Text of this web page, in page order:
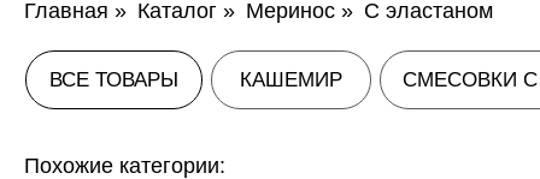
Главная » Каталог » Меринос » С эластаном
Похожие категории: